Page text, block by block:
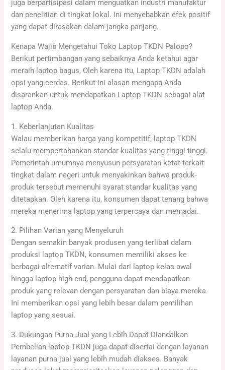
juga berpartisipasi dalam menguatkan industri manufaktur
dan penelitian di tingkat lokal. Ini menyebabkan efek positif
yang dapat dirasakan dalam jangka panjang.
Kenapa Wajib Mengetahui Toko Laptop TKDN Palopo?
Berikut pertimbangan yang sebaiknya Anda ketahui agar
meraih laptop bagus, Oleh karena itu, Laptop TKDN adalah
opsi yang cerdas. Berikut ini alasan mengapa Anda
disarankan untuk mendapatkan Laptop TKDN sebagai alat
laptop Anda.
1. Keberlanjutan Kualitas
Walau memberikan harga yang kompetitif, laptop TKDN
selalu mempertahankan standar kualitas yang tinggi-tinggi.
Pemerintah umumnya menyusun persyaratan ketat terkait
tingkat dalam negeri untuk menyakinkan bahwa produk-
produk tersebut memenuhi syarat standar kualitas yang
ditetapkan. Oleh karena itu, konsumen dapat tenang bahwa
mereka menerima laptop yang terpercaya dan memadai.
2. Pilihan Varian yang Menyeluruh
Dengan semakin banyak produsen yang terlibat dalam
produksi laptop TKDN, konsumen memiliki akses ke
berbagai alternatif varian. Mulai dari laptop kelas awal
hingga laptop high-end, pengguna dapat mendapatkan
produk yang relevan dengan persyaratan dan biaya mereka.
Ini memberikan opsi yang lebih besar dalam pemilihan
laptop yang sesuai.
3. Dukungan Purna Jual yang Lebih Dapat Diandalkan
Pembelian laptop TKDN juga dapat disertai dengan layanan
layanan purna jual yang lebih mudah diakses. Banyak